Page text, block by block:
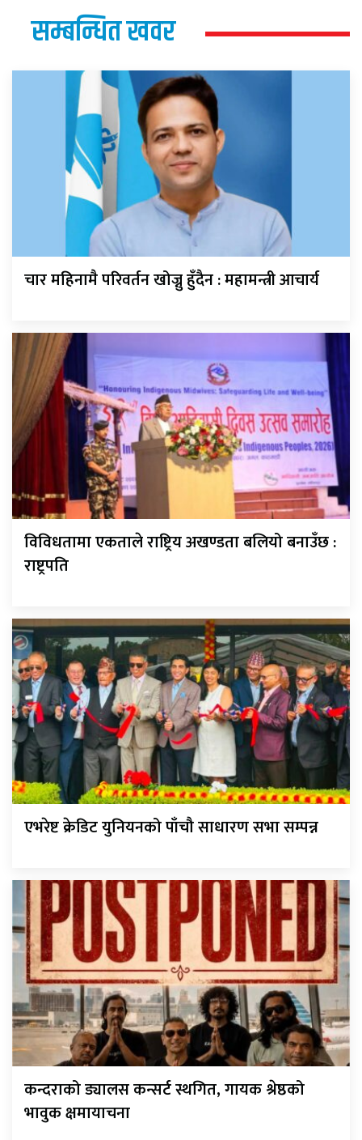
सम्बन्धित खवर
चार महिनामै परिवर्तन खोज्नु हुँदैन : महामन्त्री आचार्य
विविधतामा एकताले राष्ट्रिय अखण्डता बलियो बनाउँछ :
राष्ट्रपति
एभरेष्ट क्रेडिट युनियनको पाँचौ साधारण सभा सम्पन्न
कन्दराको ड्यालस कन्सर्ट स्थगित, गायक श्रेष्ठको
भावुक क्षमायाचना